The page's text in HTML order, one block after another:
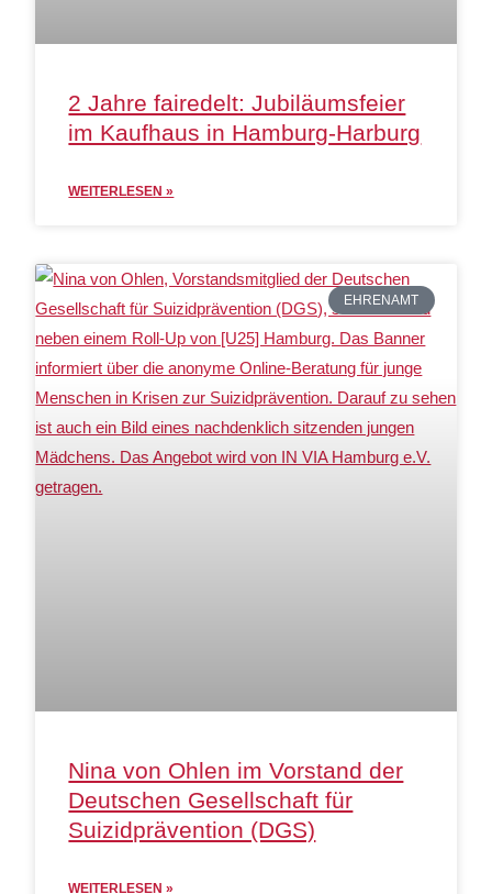
2 Jahre fairedelt: Jubiläumsfeier
im Kaufhaus in Hamburg-Harburg
WEITERLESEN »
EHRENAMT
Nina von Ohlen im Vorstand der
Deutschen Gesellschaft für
Suizidprävention (DGS)
WEITERLESEN »